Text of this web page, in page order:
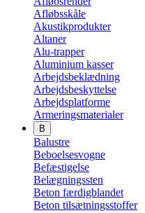
Afløbsskåle
Akustikprodukter
Altaner
Alu-trapper
Aluminium kasser
Arbejdsbeklædning
Arbejdsbeskyttelse
Arbejdsplatforme
Armeringsmaterialer
B
Balustre
Beboelsesvogne
Befæstigelse
Belægningssten
Beton færdigblandet
Beton tilsætningsstoffer